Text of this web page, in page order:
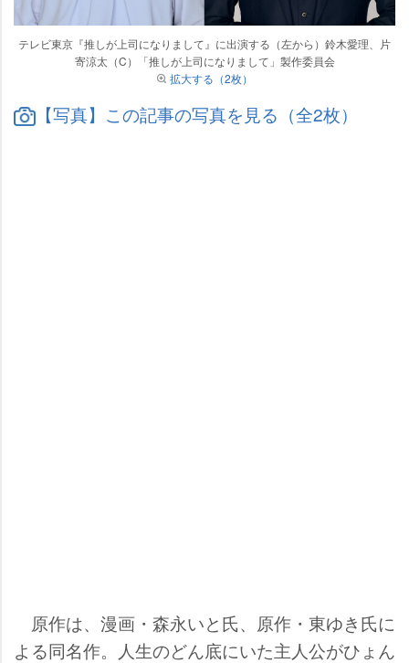
テレビ東京『推しが上司になりまして』に出演する（左から）鈴木愛理、片
寄涼太（C）「推しが上司になりまして」製作委員会
拡大する（2枚）
【写真】この記事の写真を見る（全2枚）
原作は、漫画・森永いと氏、原作・東ゆき氏に
よる同名作。人生のどん底にいた主人公がひょん